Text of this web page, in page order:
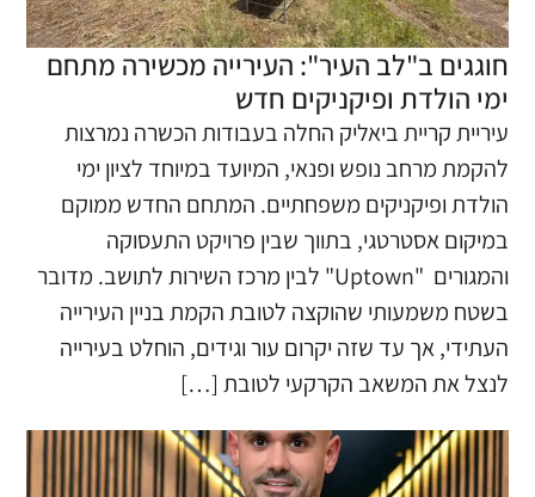
חוגגים ב"לב העיר": העירייה מכשירה מתחם
ימי הולדת ופיקניקים חדש
עיריית קריית ביאליק החלה בעבודות הכשרה נמרצות
להקמת מרחב נופש ופנאי, המיועד במיוחד לציון ימי
הולדת ופיקניקים משפחתיים. המתחם החדש ממוקם
במיקום אסטרטגי, בתווך שבין פרויקט התעסוקה
והמגורים "Uptown" לבין מרכז השירות לתושב. מדובר
בשטח משמעותי שהוקצה לטובת הקמת בניין העירייה
העתידי, אך עד שזה יקרום עור וגידים, הוחלט בעירייה
לנצל את המשאב הקרקעי לטובת […]